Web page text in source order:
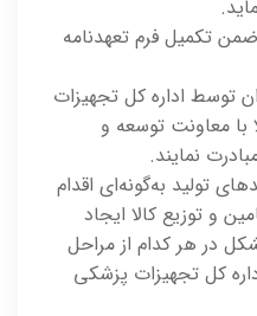
تکمیل فرم تعهدنامه
توسط اداره کل تجهیزات
با معاونت توسعه و
نمایند.
تولید به‌گونه‌ای اقدام
و توزیع کالا ایجاد
در هر کدام از مراحل
کل تجهیزات پزشکی